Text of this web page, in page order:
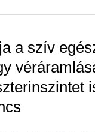
a szív